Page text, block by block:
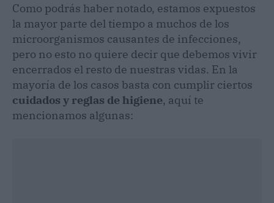
Como podrás haber notado, estamos expuestos
la mayor parte del tiempo a muchos de los
microorganismos causantes de infecciones,
pero no esto no quiere decir que debemos vivir
encerrados el resto de nuestras vidas. En la
mayoría de los casos basta con cumplir ciertos
cuidados y reglas de higiene, aquí te
mencionamos algunas: